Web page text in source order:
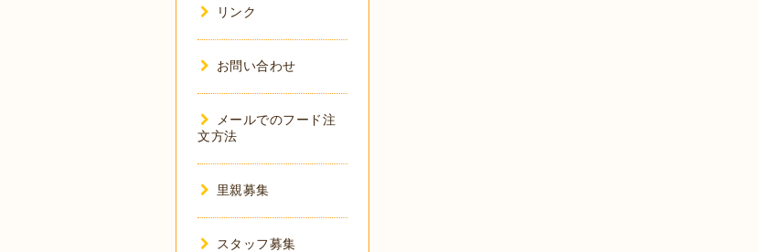
リンク
お問い合わせ
メールでのフード注
文方法
里親募集
スタッフ募集